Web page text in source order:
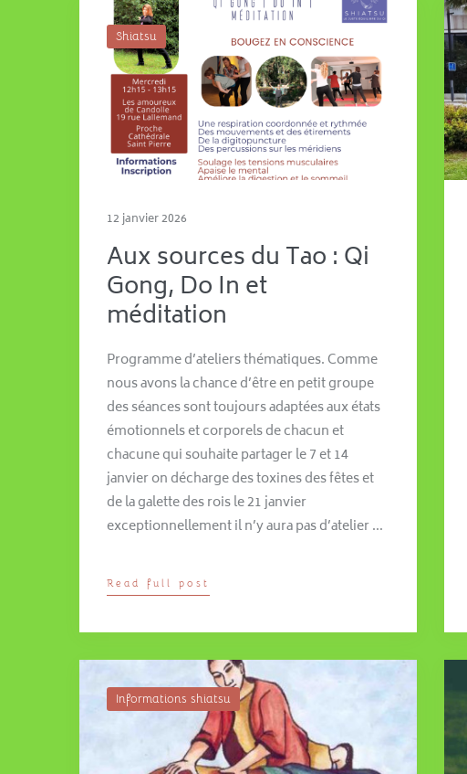
Shiatsu
12 janvier 2026
Aux sources du Tao : Qi
Gong, Do In et
méditation
Programme d’ateliers thématiques. Comme
nous avons la chance d’être en petit groupe
des séances sont toujours adaptées aux états
émotionnels et corporels de chacun et
chacune qui souhaite partager le 7 et 14
janvier on décharge des toxines des fêtes et
de la galette des rois le 21 janvier
exceptionnellement il n’y aura pas d’atelier …
Read full post
Informations shiatsu